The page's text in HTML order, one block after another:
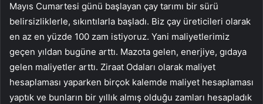
Mayıs Cumartesi günü başlayan çay tarımı bir sürü
belirsizliklerle, sıkıntılarla başladı. Biz çay üreticileri olarak
en az en yüzde 100 zam istiyoruz. Yani maliyetlerimiz
geçen yıldan bugüne arttı. Mazota gelen, enerjiye, gıdaya
gelen maliyetler arttı. Ziraat Odaları olarak maliyet
hesaplaması yaparken birçok kalemde maliyet hesaplaması
yaptık ve bunların bir yıllık almış olduğu zamları hesapladık